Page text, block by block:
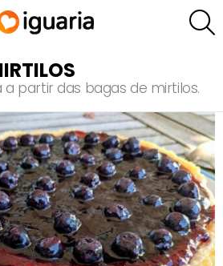
partir das bagas de mirtilos.